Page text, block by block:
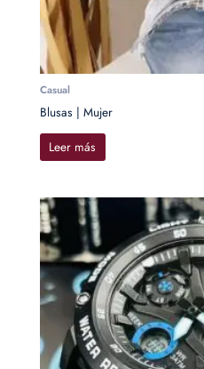
Casual
Blusas | Mujer
Leer más